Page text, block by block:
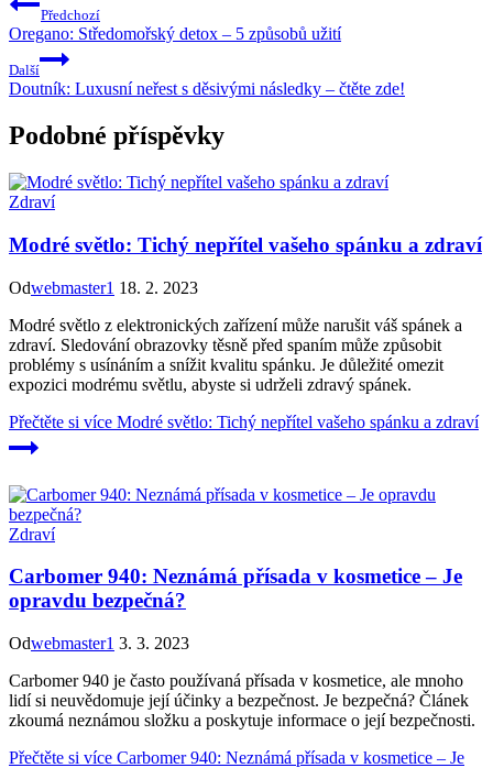
Předchozí
Oregano: Středomořský detox – 5 způsobů užití
Další
Doutník: Luxusní neřest s děsivými následky – čtěte zde!
Podobné příspěvky
Zdraví
Modré světlo: Tichý nepřítel vašeho spánku a zdraví
Odwebmaster1 18. 2. 2023
Modré světlo z elektronických zařízení může narušit váš spánek a
zdraví. Sledování obrazovky těsně před spaním může způsobit
problémy s usínáním a snížit kvalitu spánku. Je důležité omezit
expozici modrému světlu, abyste si udrželi zdravý spánek.
Přečtěte si více Modré světlo: Tichý nepřítel vašeho spánku a zdraví
Zdraví
Carbomer 940: Neznámá přísada v kosmetice – Je
opravdu bezpečná?
Odwebmaster1 3. 3. 2023
Carbomer 940 je často používaná přísada v kosmetice, ale mnoho
lidí si neuvědomuje její účinky a bezpečnost. Je bezpečná? Článek
zkoumá neznámou složku a poskytuje informace o její bezpečnosti.
Přečtěte si více Carbomer 940: Neznámá přísada v kosmetice – Je